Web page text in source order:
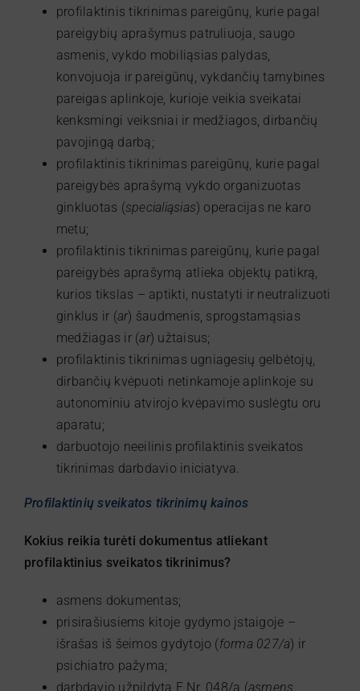
profilaktinis tikrinimas pareigūnų, kurie pagal
pareigybių aprašymus patruliuoja, saugo
asmenis, vykdo mobiliąsias palydas,
konvojuoja ir pareigūnų, vykdančių tarnybines
pareigas aplinkoje, kurioje veikia sveikatai
kenksmingi veiksniai ir medžiagos, dirbančių
pavojingą darbą;
profilaktinis tikrinimas pareigūnų, kurie pagal
pareigybės aprašymą vykdo organizuotas
ginkluotas (specialiąsias) operacijas ne karo
metu;
profilaktinis tikrinimas pareigūnų, kurie pagal
pareigybės aprašymą atlieka objektų patikrą,
kurios tikslas – aptikti, nustatyti ir neutralizuoti
ginklus ir (ar) šaudmenis, sprogstamąsias
medžiagas ir (ar) užtaisus;
profilaktinis tikrinimas ugniagesių gelbėtojų,
dirbančių kvėpuoti netinkamoje aplinkoje su
autonominiu atvirojo kvėpavimo suslėgtu oru
aparatu;
darbuotojo neeilinis profilaktinis sveikatos
tikrinimas darbdavio iniciatyva.
Profilaktinių sveikatos tikrinimų kainos
Kokius reikia turėti dokumentus atliekant
profilaktinius sveikatos tikrinimus?
asmens dokumentas;
prisirašiusiems kitoje gydymo įstaigoje –
išrašas iš šeimos gydytojo (forma 027/a) ir
psichiatro pažyma;
darbdavio užpildyta F Nr. 048/a (asmens